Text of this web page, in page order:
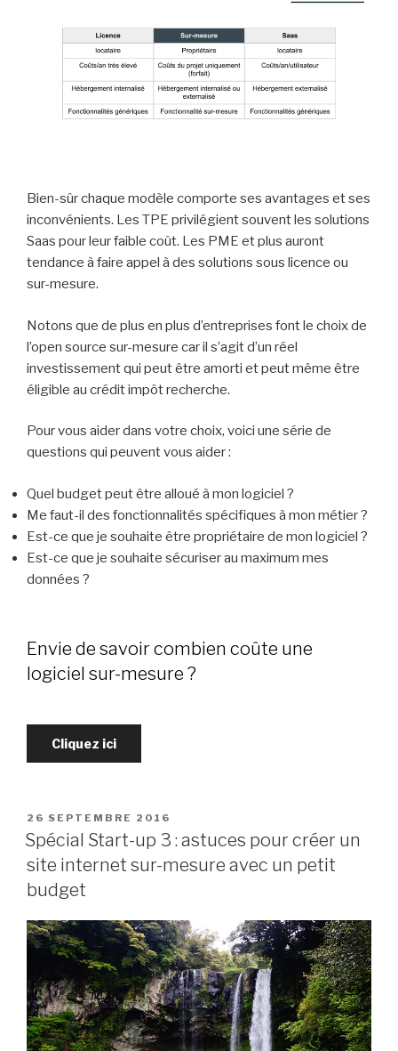
Bien-sûr chaque modèle comporte ses avantages et ses
inconvénients. Les TPE privilégient souvent les solutions
Saas pour leur faible coût. Les PME et plus auront
tendance à faire appel à des solutions sous licence ou
sur-mesure.
Notons que de plus en plus d’entreprises font le choix de
l’open source sur-mesure car il s’agit d’un réel
investissement qui peut être amorti et peut même être
éligible au crédit impôt recherche.
Pour vous aider dans votre choix, voici une série de
questions qui peuvent vous aider :
Quel budget peut être alloué à mon logiciel ?
Me faut-il des fonctionnalités spécifiques à mon métier ?
Est-ce que je souhaite être propriétaire de mon logiciel ?
Est-ce que je souhaite sécuriser au maximum mes
données ?
Envie de savoir combien coûte une
logiciel sur-mesure ?
Cliquez ici
PUBLIÉ
LE
26 SEPTEMBRE 2016
Spécial Start-up 3 : astuces pour créer un
site internet sur-mesure avec un petit
budget